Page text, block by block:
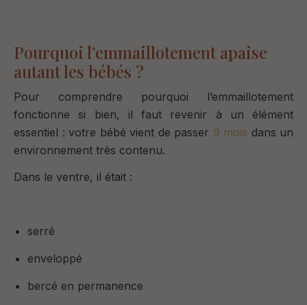
Pourquoi l’emmaillotement apaise
autant les bébés ?
Pour comprendre pourquoi l’emmaillotement
fonctionne si bien, il faut revenir à un élément
essentiel : votre bébé vient de passer 9 mois dans un
environnement très contenu.
Dans le ventre, il était :
serré
enveloppé
bercé en permanence